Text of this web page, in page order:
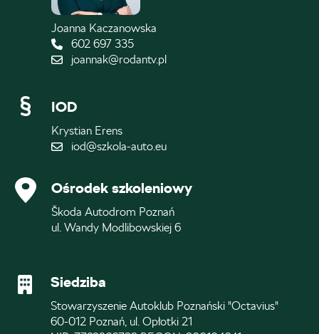
Joanna Kaczanowska
602 697 335
joannak@rodantv.pl
IOD
Krystian Erens
iod@szkola-auto.eu
Ośrodek szkoleniowy
Škoda Autodrom Poznań
ul. Wandy Modlibowskiej 6
Siedziba
Stowarzyszenie Autoklub Poznański "Octavius"
60-012 Poznań, ul. Opłotki 21